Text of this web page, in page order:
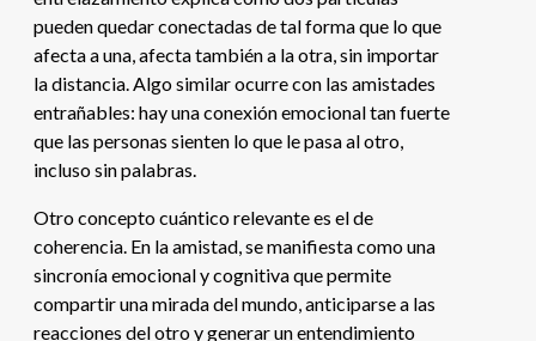
pueden quedar conectadas de tal forma que lo que
afecta a una, afecta también a la otra, sin importar
la distancia. Algo similar ocurre con las amistades
entrañables: hay una conexión emocional tan fuerte
que las personas sienten lo que le pasa al otro,
incluso sin palabras.
Otro concepto cuántico relevante es el de
coherencia. En la amistad, se manifiesta como una
sincronía emocional y cognitiva que permite
compartir una mirada del mundo, anticiparse a las
reacciones del otro y generar un entendimiento